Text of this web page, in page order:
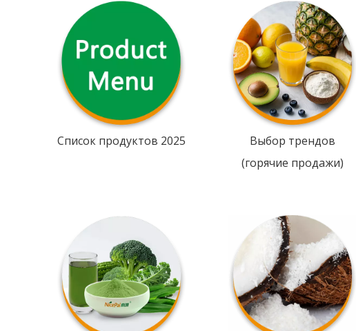
Список продуктов 2025
Выбор трендов
(горячие продажи)